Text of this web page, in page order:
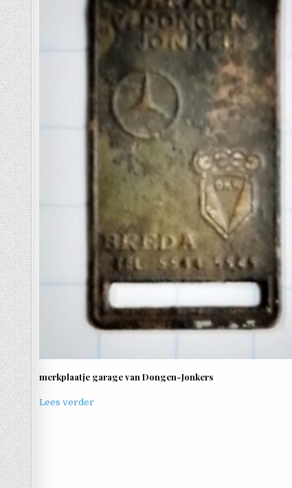
merkplaatje garage van Dongen-Jonkers
Lees verder